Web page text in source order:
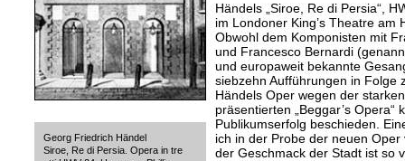
Georg Friedrich Händel
Siroe, Re di Persia. Opera in tre
Händels „Siroe, Re di Persia“,
im Londoner King’s Theatre am
Obwohl dem Komponisten mit
und Francesco Bernardi
und europaweit bekannte
siebzehn Aufführungen in Folge
Händels Oper wegen der
präsentierten „Beggar’s Opera“
Publikumserfolg beschieden.
ich in der Probe der neuen
der Geschmack der Stadt ist so